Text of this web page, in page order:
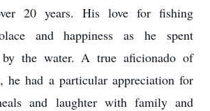
20 years. His love for fishing
and happiness as he spent
by the water. A true aficionado of
he had a particular appreciation for
and laughter with family and